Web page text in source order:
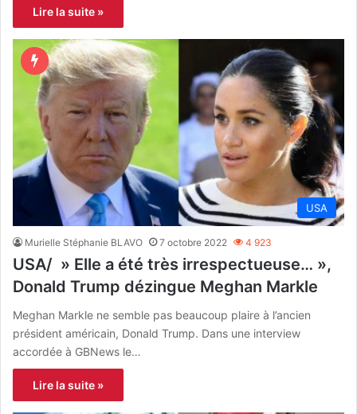
Lire la suite »
USA
Murielle Stéphanie BLAVO 7 octobre 2022 4 923
USA/ » Elle a été très irrespectueuse… »,
Donald Trump dézingue Meghan Markle
Meghan Markle ne semble pas beaucoup plaire à l’ancien
président américain, Donald Trump. Dans une interview
accordée à GBNews le…
Lire la suite »